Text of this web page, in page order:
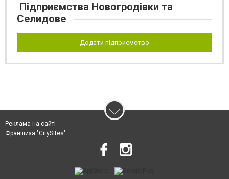
Підприємства Новогродівки та
Селидове
Додати підприємство
Реклама на сайті
Франшиза "CitySites"